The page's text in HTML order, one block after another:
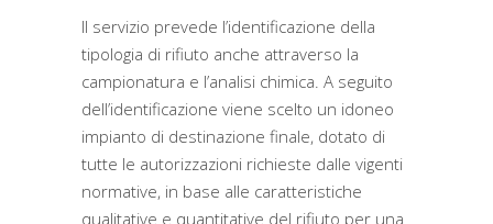
Il servizio prevede l’identificazione della
tipologia di rifiuto anche attraverso la
campionatura e l’analisi chimica. A seguito
dell’identificazione viene scelto un idoneo
impianto di destinazione finale, dotato di
tutte le autorizzazioni richieste dalle vigenti
normative, in base alle caratteristiche
qualitative e quantitative del rifiuto per una